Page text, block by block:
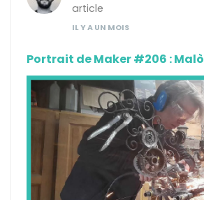
article
IL Y A UN MOIS
Portrait de Maker #206 : Malò